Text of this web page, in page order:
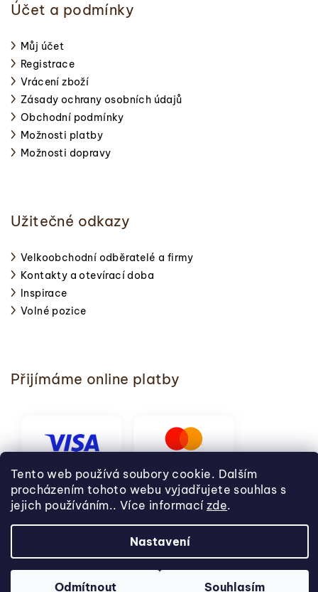
Tento web používá soubory cookie. Dalším
procházením tohoto webu vyjadřujete souhlas s
jejich používáním.. Více informací zde.
Nastavení
Odmítnout Souhlasím
Účet a podmínky
Můj účet
Registrace
Vrácení zboží
Zásady ochrany osobních údajů
Obchodní podmínky
Možnosti platby
Možnosti dopravy
Užitečné odkazy
Velkoobchodní odběratelé a firmy
Kontakty a otevírací doba
Inspirace
Volné pozice
Přijímáme online platby